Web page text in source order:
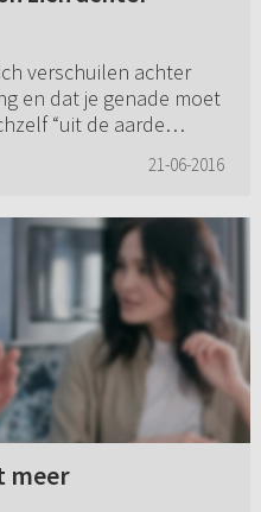
verschuilen achter
en dat je genade moet
“uit de aarde
21-06-2016
meer